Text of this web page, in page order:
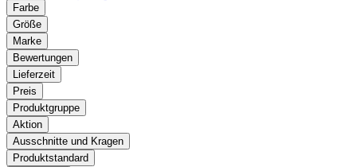
Farbe
Größe
Marke
Bewertungen
Lieferzeit
Preis
Produktgruppe
Aktion
Ausschnitte und Kragen
Produktstandard